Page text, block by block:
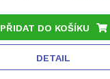
PŘIDAT DO KOŠÍKU
DETAIL